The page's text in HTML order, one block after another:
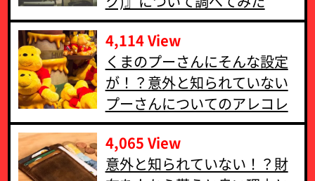
4,114 View
くまのプーさんにそんな設定
が！？意外と知られていない
プーさんについてのアレコレ
4,065 View
意外と知られていない！？財